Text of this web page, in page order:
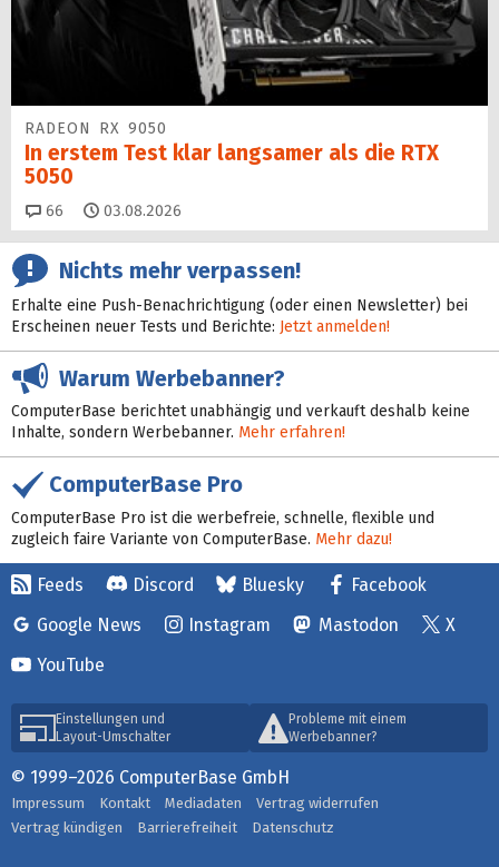
RADEON RX 9050
In erstem Test klar langsamer als die RTX
5050
66 Kommentare
03.08.2026
Nichts mehr verpassen!
Erhalte eine Push-Benachrichtigung (oder einen Newsletter) bei
Erscheinen neuer Tests und Berichte: Jetzt anmelden!
Warum Werbebanner?
ComputerBase berichtet unabhängig und verkauft deshalb keine
Inhalte, sondern Werbebanner. Mehr erfahren!
ComputerBase Pro
ComputerBase Pro ist die werbefreie, schnelle, flexible und
zugleich faire Variante von ComputerBase. Mehr dazu!
Feeds Discord Bluesky
Facebook
Google News
Instagram Mastodon
X
YouTube
Einstellungen und
Layout-Umschalter
Probleme mit einem
Werbebanner?
© 1999–2026 ComputerBase GmbH
Impressum Kontakt Mediadaten
Vertrag widerrufen
Vertrag kündigen
Barrierefreiheit Datenschutz